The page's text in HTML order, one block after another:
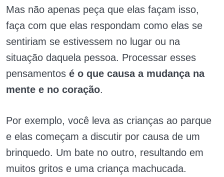
Mas não apenas peça que elas façam isso,
faça com que elas respondam como elas se
sentiriam se estivessem no lugar ou na
situação daquela pessoa. Processar esses
pensamentos é o que causa a mudança na
mente e no coração.
Por exemplo, você leva as crianças ao parque
e elas começam a discutir por causa de um
brinquedo. Um bate no outro, resultando em
muitos gritos e uma criança machucada.